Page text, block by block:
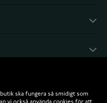
ska fungera så smidigt som